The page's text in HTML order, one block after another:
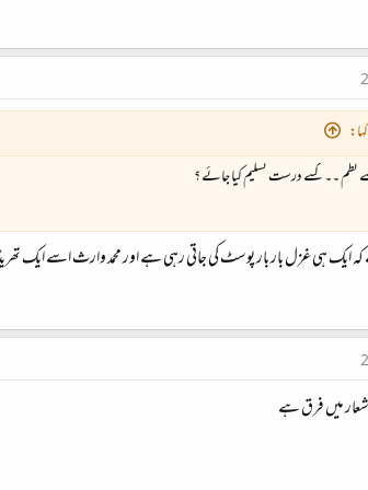
۔۔ کسے درست تسلیم کیا جائے ؟
ایک ہی غزل بار بار پوسٹ کی جاتی رہی ہے اور محمد وارث اسے ایک
میں فرق ہے